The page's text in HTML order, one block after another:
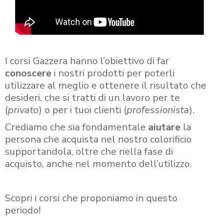
I corsi Gazzera hanno l’obiettivo di far
conoscere i nostri prodotti per poterli
utilizzare al meglio e ottenere il risultato che
desideri, che si tratti di un lavoro per te
(privato) o per i tuoi clienti (professionista).
Crediamo che sia fondamentale aiutare la
persona che acquista nel nostro colorificio
supportandola, oltre che nella fase di
acquisto, anche nel momento dell’utilizzo.
Scopri i corsi che proponiamo in questo
periodo!